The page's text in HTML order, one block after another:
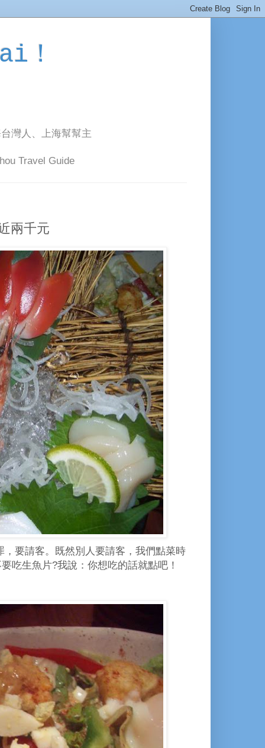
！
灣人、上海幫幫主
Travel Guide
兩千元
要請客。既然別人要請客，我們點菜時
吃生魚片?我說：你想吃的話就點吧！